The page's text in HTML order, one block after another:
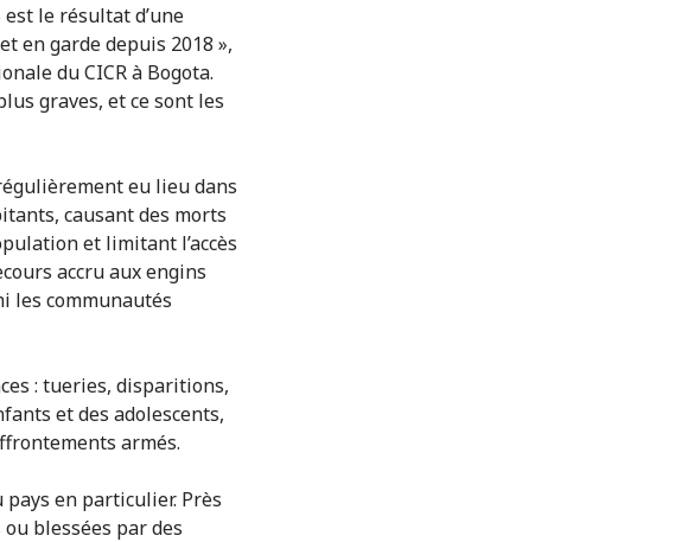
le résultat d’une
en garde depuis 2018 »,
du CICR à Bogota.
graves, et ce sont les
eu lieu dans
causant des morts
et limitant l’accès
accru aux engins
les communautés
: tueries, disparitions,
et des adolescents,
armés.
en particulier. Près
blessées par des